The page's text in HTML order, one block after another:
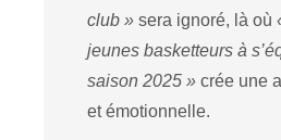
club » sera ignoré, là où
jeunes basketteurs à
saison 2025 » crée une
et émotionnelle.